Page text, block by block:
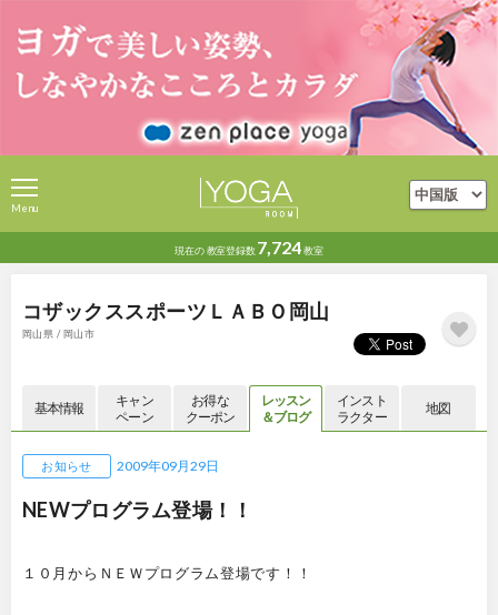
現在の教室登録数 7,724教室
Menu
コザックススポーツＬＡＢＯ岡山
岡山県 / 岡山市
基本情報
キャン
ペーン
お得な
クーポン
レッスン
＆ブログ
インスト
ラクター
地図
お知らせ 2009年09月29日
NEWプログラム登場！！
１０月からＮＥＷプログラム登場です！！